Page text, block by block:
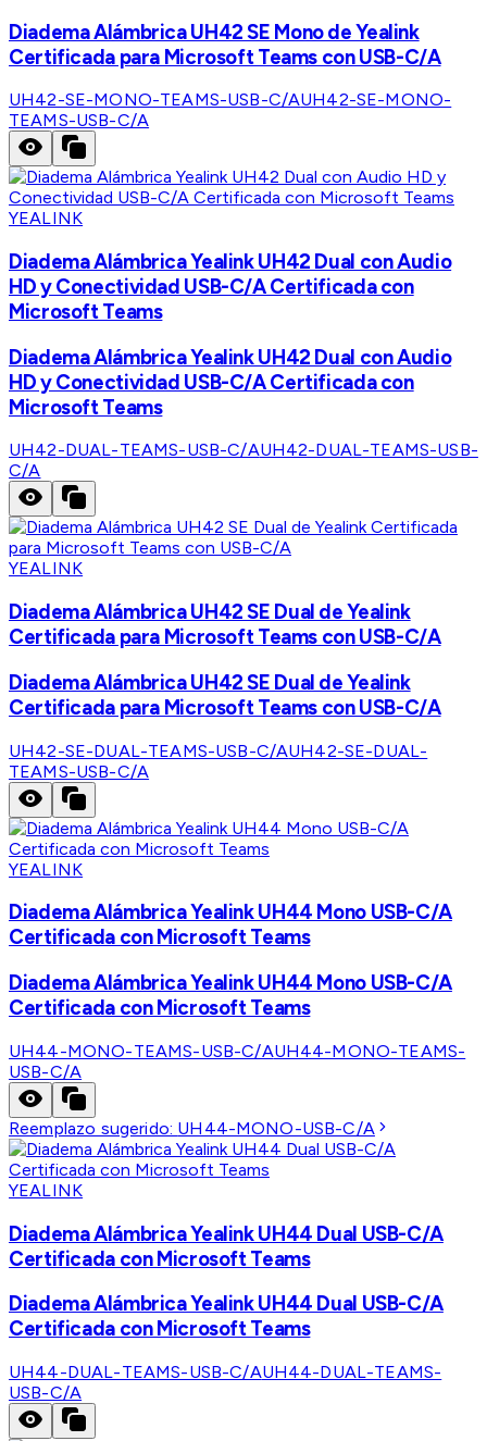
Diadema Alámbrica UH42 SE Mono de Yealink
Certificada para Microsoft Teams con USB-C/A
UH42-SE-MONO-TEAMS-USB-C/AUH42-SE-MONO-
TEAMS-USB-C/A
YEALINK
Diadema Alámbrica Yealink UH42 Dual con Audio
HD y Conectividad USB-C/A Certificada con
Microsoft Teams
Diadema Alámbrica Yealink UH42 Dual con Audio
HD y Conectividad USB-C/A Certificada con
Microsoft Teams
UH42-DUAL-TEAMS-USB-C/AUH42-DUAL-TEAMS-USB-
C/A
YEALINK
Diadema Alámbrica UH42 SE Dual de Yealink
Certificada para Microsoft Teams con USB-C/A
Diadema Alámbrica UH42 SE Dual de Yealink
Certificada para Microsoft Teams con USB-C/A
UH42-SE-DUAL-TEAMS-USB-C/AUH42-SE-DUAL-
TEAMS-USB-C/A
YEALINK
Diadema Alámbrica Yealink UH44 Mono USB-C/A
Certificada con Microsoft Teams
Diadema Alámbrica Yealink UH44 Mono USB-C/A
Certificada con Microsoft Teams
UH44-MONO-TEAMS-USB-C/AUH44-MONO-TEAMS-
USB-C/A
Reemplazo sugerido: UH44-MONO-USB-C/A
YEALINK
Diadema Alámbrica Yealink UH44 Dual USB-C/A
Certificada con Microsoft Teams
Diadema Alámbrica Yealink UH44 Dual USB-C/A
Certificada con Microsoft Teams
UH44-DUAL-TEAMS-USB-C/AUH44-DUAL-TEAMS-
USB-C/A